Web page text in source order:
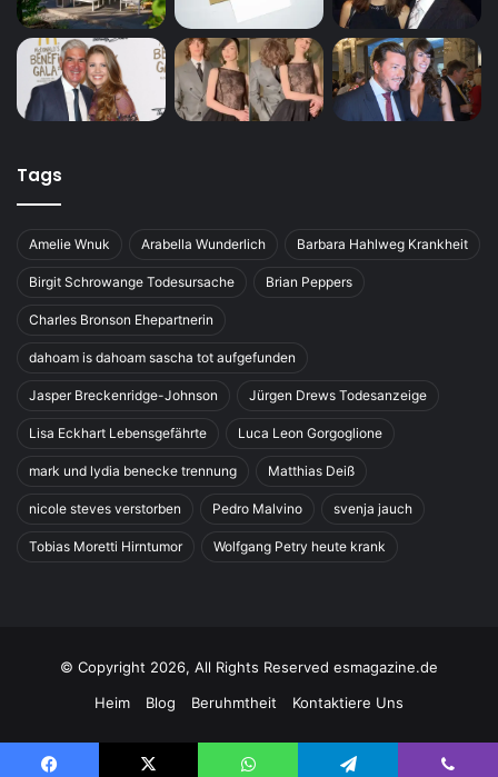
Tags
Amelie Wnuk Arabella Wunderlich Barbara Hahlweg Krankheit
Birgit Schrowange Todesursache Brian Peppers
Charles Bronson Ehepartnerin
dahoam is dahoam sascha tot aufgefunden
Jasper Breckenridge-Johnson Jürgen Drews Todesanzeige
Lisa Eckhart Lebensgefährte Luca Leon Gorgoglione
mark und lydia benecke trennung Matthias Deiß
nicole steves verstorben Pedro Malvino svenja jauch
Tobias Moretti Hirntumor Wolfgang Petry heute krank
© Copyright 2026, All Rights Reserved esmagazine.de
Heim
Blog Beruhmtheit Kontaktiere Uns